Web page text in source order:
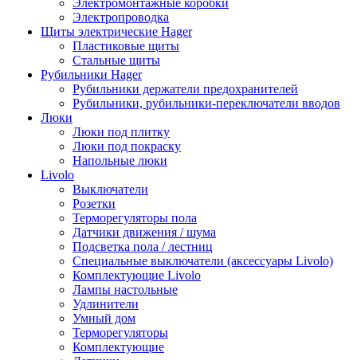
Электромонтажные коробки
Электропроводка
Щиты электрические Hager
Пластиковые щиты
Стальные щиты
Рубильники Hager
Рубильники держатели предохранителей
Рубильники, рубильники-переключатели вводов
Люки
Люки под плитку
Люки под покраску
Напольные люки
Livolo
Выключатели
Розетки
Терморегуляторы пола
Датчики движения / шума
Подсветка пола / лестниц
Специальные выключатели (аксессуары Livolo)
Комплектующие Livolo
Лампы настольные
Удлинители
Умный дом
Терморегуляторы
Комплектующие